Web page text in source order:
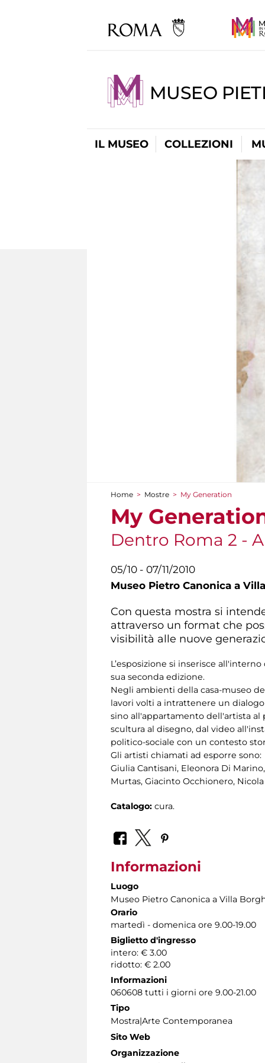
MUSEO
IL MUSEO COLLEZIONI
Tu sei qui
Home > Mostre > My Generation
My
Dentro Roma 2 -
05/10 - 07/11/2010
Museo Pietro Canonica a
Con questa mostra si
attraverso un format che
visibilità alle nuove
L’esposizione si inserisce
sua seconda edizione.
Negli ambienti della casa-museo
lavori volti a intrattenere un
sino all'appartamento dell'artista al
scultura al disegno, dal video
politico-sociale con un contesto
Gli artisti chiamati ad esporre sono:
Giulia Cantisani, Eleonora Di
Murtas, Giacinto Occhionero,
Catalogo: cura.
Informazioni
Luogo
Museo Pietro Canonica a Villa
Orario
martedì - domenica ore 9.00-19.00
Biglietto d'ingresso
intero: € 3.00
ridotto: € 2.00
Informazioni
060608 tutti i giorni ore 9.00-21.00
Tipo
Mostra|Arte Contemporanea
Sito Web
Organizzazione